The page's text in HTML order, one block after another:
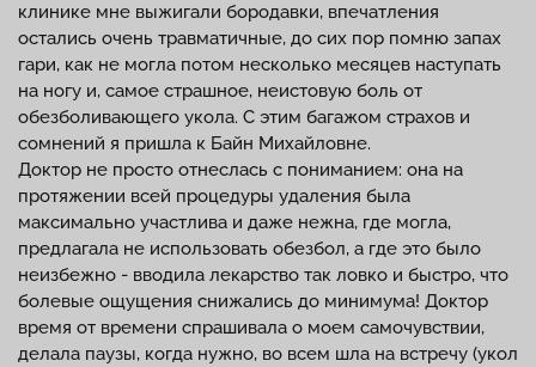
клинике мне выжигали бородавки, впечатления
остались очень травматичные, до сих пор помню запах
гари, как не могла потом несколько месяцев наступать
на ногу и, самое страшное, неистовую боль от
обезболивающего укола. С этим багажом страхов и
сомнений я пришла к Байн Михайловне.
Доктор не просто отнеслась с пониманием: она на
протяжении всей процедуры удаления была
максимально участлива и даже нежна, где могла,
предлагала не использовать обезбол, а где это было
неизбежно - вводила лекарство так ловко и быстро, что
болевые ощущения снижались до минимума! Доктор
время от времени спрашивала о моем самочувствии,
делала паузы, когда нужно, во всем шла на встречу (укол